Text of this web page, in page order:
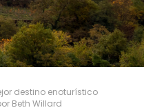
destino enoturístico
Beth Willard